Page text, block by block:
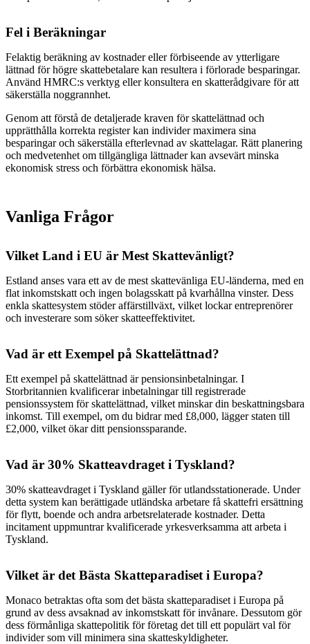
Fel i Beräkningar
Felaktig beräkning av kostnader eller förbiseende av ytterligare
lättnad för högre skattebetalare kan resultera i förlorade besparingar.
Använd HMRC:s verktyg eller konsultera en skatterådgivare för att
säkerställa noggrannhet.
Genom att förstå de detaljerade kraven för skattelättnad och
upprätthålla korrekta register kan individer maximera sina
besparingar och säkerställa efterlevnad av skattelagar. Rätt planering
och medvetenhet om tillgängliga lättnader kan avsevärt minska
ekonomisk stress och förbättra ekonomisk hälsa.
Vanliga Frågor
Vilket Land i EU är Mest Skattevänligt?
Estland anses vara ett av de mest skattevänliga EU-länderna, med en
flat inkomstskatt och ingen bolagsskatt på kvarhållna vinster. Dess
enkla skattesystem stöder affärstillväxt, vilket lockar entreprenörer
och investerare som söker skatteeffektivitet.
Vad är ett Exempel på Skattelättnad?
Ett exempel på skattelättnad är pensionsinbetalningar. I
Storbritannien kvalificerar inbetalningar till registrerade
pensionssystem för skattelättnad, vilket minskar din beskattningsbara
inkomst. Till exempel, om du bidrar med £8,000, lägger staten till
£2,000, vilket ökar ditt pensionssparande.
Vad är 30% Skatteavdraget i Tyskland?
30% skatteavdraget i Tyskland gäller för utlandsstationerade. Under
detta system kan berättigade utländska arbetare få skattefri ersättning
för flytt, boende och andra arbetsrelaterade kostnader. Detta
incitament uppmuntrar kvalificerade yrkesverksamma att arbeta i
Tyskland.
Vilket är det Bästa Skatteparadiset i Europa?
Monaco betraktas ofta som det bästa skatteparadiset i Europa på
grund av dess avsaknad av inkomstskatt för invånare. Dessutom gör
dess förmånliga skattepolitik för företag det till ett populärt val för
individer som vill minimera sina skatteskyldigheter.